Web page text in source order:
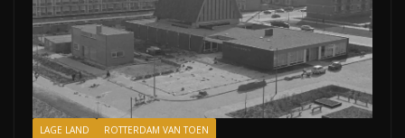
LAGE LAND ROTTERDAM VAN TOEN